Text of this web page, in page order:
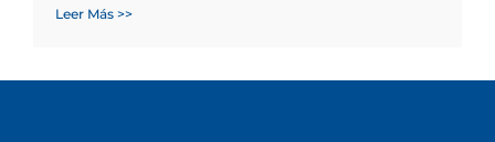
Leer Más >>